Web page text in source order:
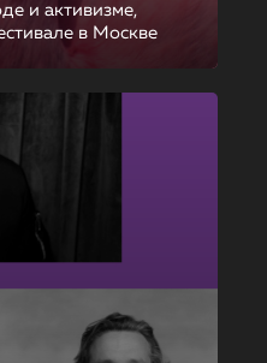
и активизме,
в Москве